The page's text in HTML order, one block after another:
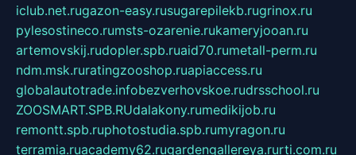
iclub.net.rugazon-easy.rusugarepilekb.rugrinox.ru
pylesostineco.rumsts-ozarenie.rukameryjooan.ru
artemovskij.rudopler.spb.ruaid70.rumetall-perm.ru
ndm.msk.ruratingzooshop.ruapiaccess.ru
globalautotrade.infobezverhovskoe.rudrsschool.ru
ZOOSMART.SPB.RUdalakony.rumedikijob.ru
remontt.spb.ruphotostudia.spb.rumyragon.ru
terramia.ruacademy62.rugardengallereya.rurti.com.ru